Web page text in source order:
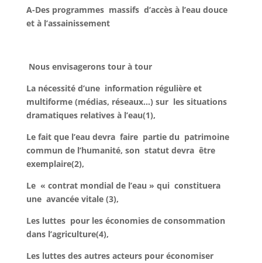
A-Des programmes massifs d’accès à l’eau douce
et à l’assainissement
Nous envisagerons tour à tour
La nécessité d’une information régulière et
multiforme (médias, réseaux…) sur les situations
dramatiques relatives à l’eau(1),
Le fait que l’eau devra faire partie du patrimoine
commun de l’humanité, son statut devra être
exemplaire(2),
Le « contrat mondial de l’eau » qui constituera
une avancée vitale (3),
Les luttes pour les économies de consommation
dans l’agriculture(4),
Les luttes des autres acteurs pour économiser